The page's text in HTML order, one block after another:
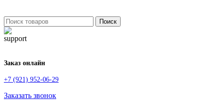
Поиск
Заказ онлайн
+7 (921) 952-06-29
Заказать звонок